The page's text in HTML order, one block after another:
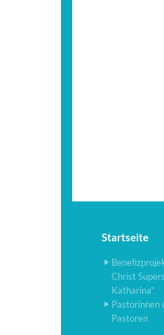
Startseite
Christ
Katharina“
Pastorinnen
Pastoren